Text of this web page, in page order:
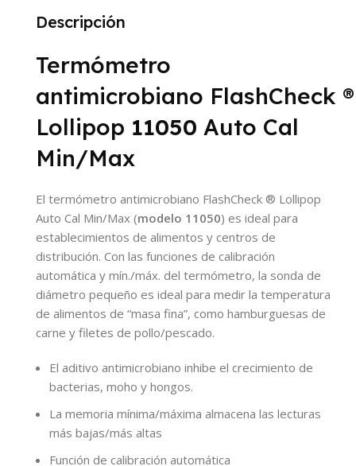
Descripción
Termómetro
antimicrobiano FlashCheck ®
Lollipop 11050 Auto Cal
Min/Max
El termómetro antimicrobiano FlashCheck ® Lollipop
Auto Cal Min/Max (modelo 11050) es ideal para
establecimientos de alimentos y centros de
distribución. Con las funciones de calibración
automática y mín./máx. del termómetro, la sonda de
diámetro pequeño es ideal para medir la temperatura
de alimentos de “masa fina”, como hamburguesas de
carne y filetes de pollo/pescado.
El aditivo antimicrobiano inhibe el crecimiento de
bacterias, moho y hongos.
La memoria mínima/máxima almacena las lecturas
más bajas/más altas
Función de calibración automática